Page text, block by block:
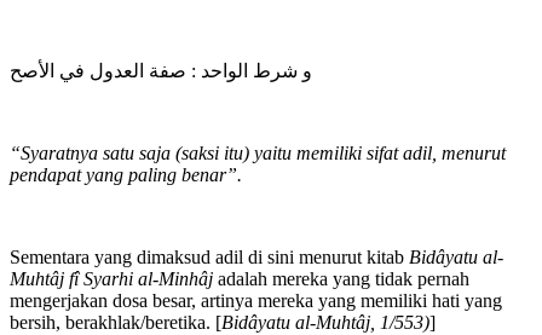
و شرط الواحد : صفة العدول في الأصح
“Syaratnya satu saja (saksi itu) yaitu memiliki sifat adil, menurut
pendapat yang paling benar”.
Sementara yang dimaksud adil di sini menurut kitab Bidâyatu al-
Muhtâj fî Syarhi al-Minhâj adalah mereka yang tidak pernah
mengerjakan dosa besar, artinya mereka yang memiliki hati yang
bersih, berakhlak/beretika. [Bidâyatu al-Muhtâj, 1/553)]